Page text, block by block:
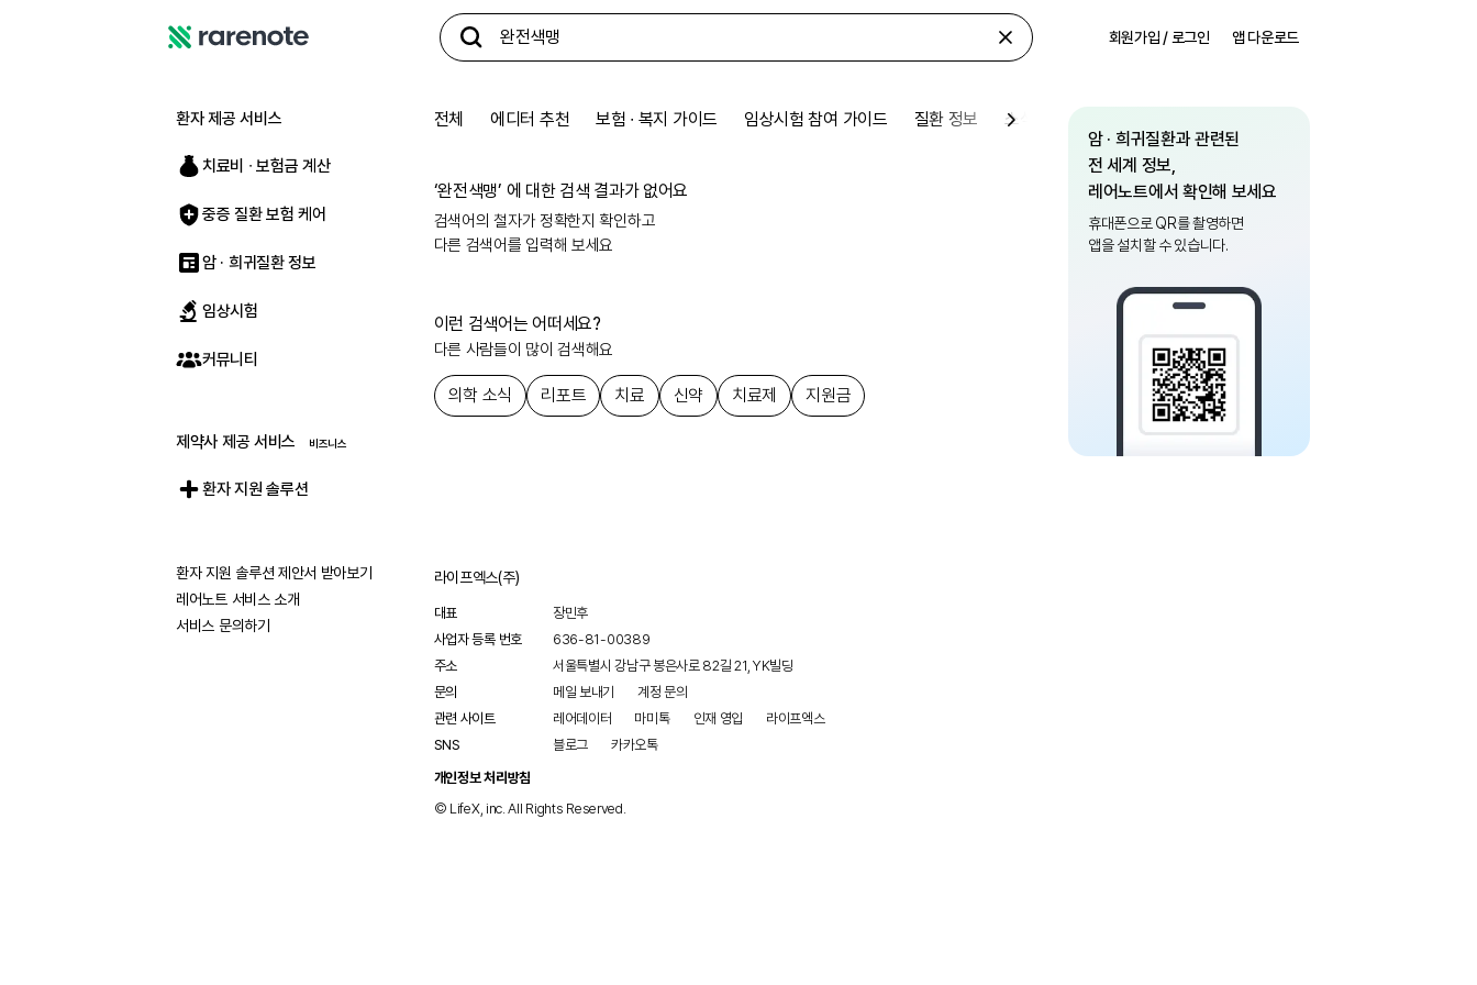
트
회원가입 / 로그인 앱 다운로드
환자 제공 서비스
치료비 ∙ 보험금 계산
중증 질환 보험 케어
암 · 희귀질환 정보
임상시험
커뮤니티
제약사 제공 서비스
환자 지원 솔루션
환자 지원 솔루션 제안서 받아보기
레어노트 서비스 소개
서비스 문의하기
전체 에디터 추천 보험 ∙ 복지 가이드 임상시험 참여 가이드 질환 정보 소식
‘완전색맹’ 에 대한 검색 결과가 없어요
검색어의 철자가 정확한지 확인하고
다른 검색어를 입력해 보세요
이런 검색어는 어떠세요?
다른 사람들이 많이 검색해요
의학 소식 리포트 치료 신약 치료제 지원금
라이프엑스(주)
대표
장민후
사업자 등록 번호
636-81-00389
주소
서울특별시 강남구 봉은사로 82길 21, YK빌딩
문의
메일 보내기
계정 문의
관련 사이트
레어데이터 마미톡 인재 영입
라이프엑스
SNS
블로그
카카오톡
개인정보 처리방침
© LifeX, inc. All Rights Reserved.
암 · 희귀질환과 관련된
전 세계 정보,
레어노트에서 확인해 보세요
휴대폰으로 QR를 촬영하면
앱을 설치할 수 있습니다.